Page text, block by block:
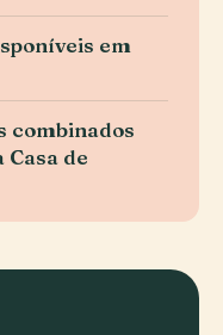
em
combinados
Casa de